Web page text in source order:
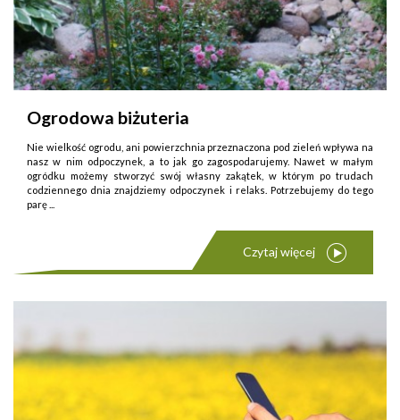
Ogrodowa biżuteria
Nie wielkość ogrodu, ani powierzchnia przeznaczona pod zieleń wpływa na
nasz w nim odpoczynek, a to jak go zagospodarujemy. Nawet w małym
ogródku możemy stworzyć swój własny zakątek, w którym po trudach
codziennego dnia znajdziemy odpoczynek i relaks. Potrzebujemy do tego
parę ...
Czytaj więcej